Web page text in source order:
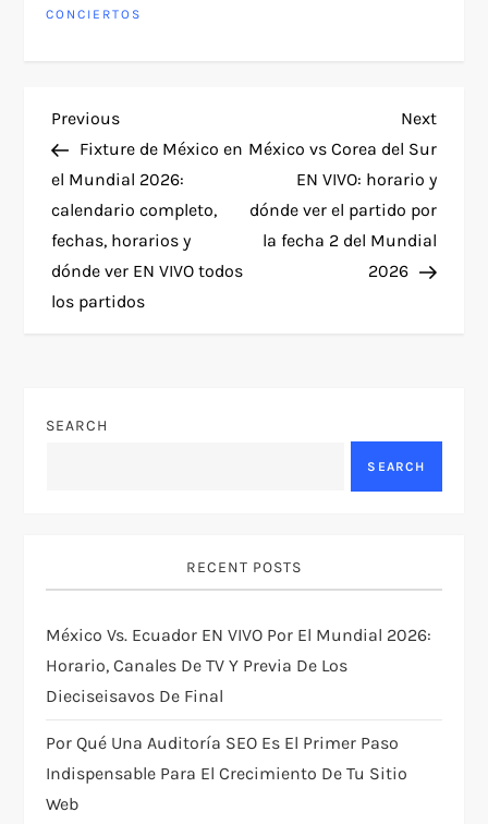
CONCIERTOS
P
o
s
t
v
a
t
i
o
n
Previous
Post
Previous
Fixture de México en
el Mundial 2026:
calendario completo,
fechas, horarios y
dónde ver EN VIVO todos
los partidos
Next
Post
Next
México vs Corea del Sur
EN VIVO: horario y
dónde ver el partido por
la fecha 2 del Mundial
2026
SEARCH
SEARCH
RECENT POSTS
México Vs. Ecuador EN VIVO Por El Mundial 2026:
Horario, Canales De TV Y Previa De Los
Dieciseisavos De Final
Por Qué Una Auditoría SEO Es El Primer Paso
Indispensable Para El Crecimiento De Tu Sitio
Web